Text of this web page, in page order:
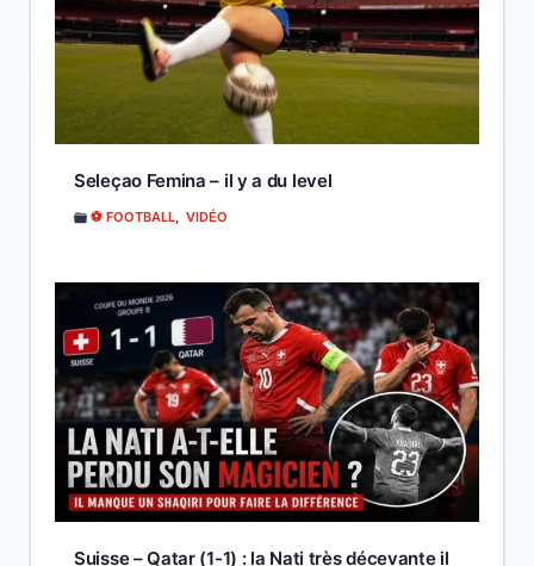
Seleçao Femina – il y a du level
⚽ FOOTBALL, VIDÉO
Suisse – Qatar (1-1) : la Nati très décevante il